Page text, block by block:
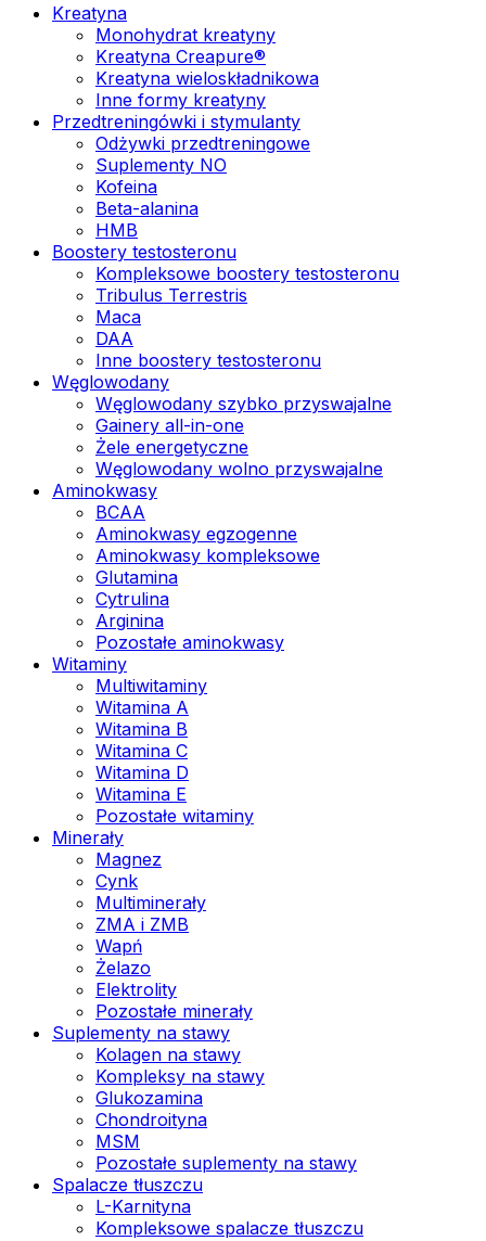
Kreatyna
Monohydrat kreatyny
Kreatyna Creapure®
Kreatyna wieloskładnikowa
Inne formy kreatyny
Przedtreningówki i stymulanty
Odżywki przedtreningowe
Suplementy NO
Kofeina
Beta-alanina
HMB
Boostery testosteronu
Kompleksowe boostery testosteronu
Tribulus Terrestris
Maca
DAA
Inne boostery testosteronu
Węglowodany
Węglowodany szybko przyswajalne
Gainery all-in-one
Żele energetyczne
Węglowodany wolno przyswajalne
Aminokwasy
BCAA
Aminokwasy egzogenne
Aminokwasy kompleksowe
Glutamina
Cytrulina
Arginina
Pozostałe aminokwasy
Witaminy
Multiwitaminy
Witamina A
Witamina B
Witamina C
Witamina D
Witamina E
Pozostałe witaminy
Minerały
Magnez
Cynk
Multiminerały
ZMA i ZMB
Wapń
Żelazo
Elektrolity
Pozostałe minerały
Suplementy na stawy
Kolagen na stawy
Kompleksy na stawy
Glukozamina
Chondroityna
MSM
Pozostałe suplementy na stawy
Spalacze tłuszczu
L-Karnityna
Kompleksowe spalacze tłuszczu